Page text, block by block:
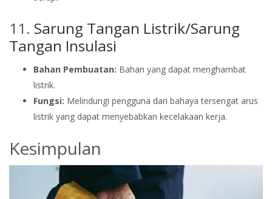
11. Sarung Tangan Listrik/Sarung
Tangan Insulasi
Bahan Pembuatan: Bahan yang dapat menghambat
listrik.
Fungsi: Melindungi pengguna dari bahaya tersengat arus
listrik yang dapat menyebabkan kecelakaan kerja.
Kesimpulan